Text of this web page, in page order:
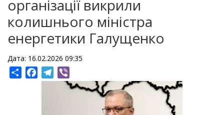
організації викрили
колишнього міністра
енергетики Галущенко
Дата: 16.02.2026 09:35
ShareFacebookTelegram